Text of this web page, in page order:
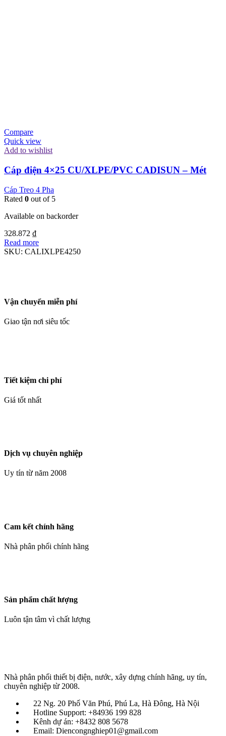
Compare
Quick view
Add to wishlist
Cáp điện 4×25 CU/XLPE/PVC CADISUN – Mét
Cáp Treo 4 Pha
Rated 0 out of 5
Available on backorder
328.872 ₫
Read more
SKU: CALIXLPE4250
Vận chuyển miễn phí
Giao tận nơi siêu tốc
Tiết kiệm chi phí
Giá tốt nhất
Dịch vụ chuyên nghiệp
Uy tín từ năm 2008
Cam kết chính hãng
Nhà phân phối chính hãng
Sản phẩm chất lượng
Luôn tận tâm vì chất lượng
Nhà phân phối thiết bị điện, nước, xây dựng chính hãng, uy tín,
chuyên nghiệp từ 2008.
22 Ng. 20 Phố Văn Phú, Phú La, Hà Đông, Hà Nội
Hotline Support: +84936 199 828
Kênh dự án: +8432 808 5678
Email: Diencongnghiep01@gmail.com